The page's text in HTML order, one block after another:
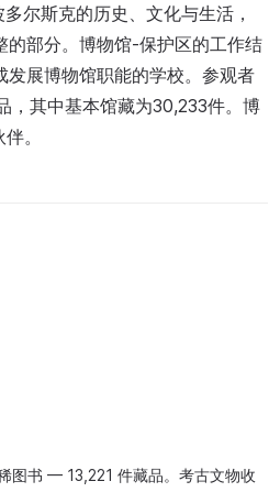
尔斯克的历史、文化与生活，
的部分。博物馆-保护区的工作结
展博物馆职能的学校。参观者
，其中基本馆藏为30,233件。博
。
图书 — 13,221 件藏品。考古文物收